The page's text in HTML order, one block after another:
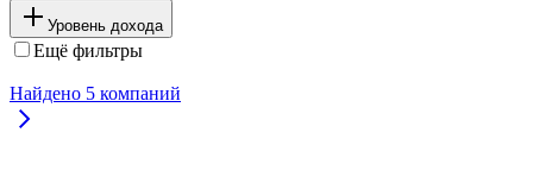
Уровень дохода
Ещё фильтры
Найдено 5 компаний